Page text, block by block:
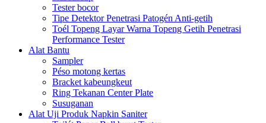
Tester bocor
Tipe Detektor Penetrasi Patogén Anti-getih
Toél Topeng Layar Warna Topeng Getih Penetrasi
Performance Tester
Alat Bantu
Sampler
Péso motong kertas
Bracket kabeungkeut
Ring Tekanan Center Plate
Susuganan
Alat Uji Produk Napkin Saniter